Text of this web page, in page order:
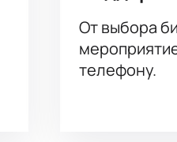
От выбора
телефону.